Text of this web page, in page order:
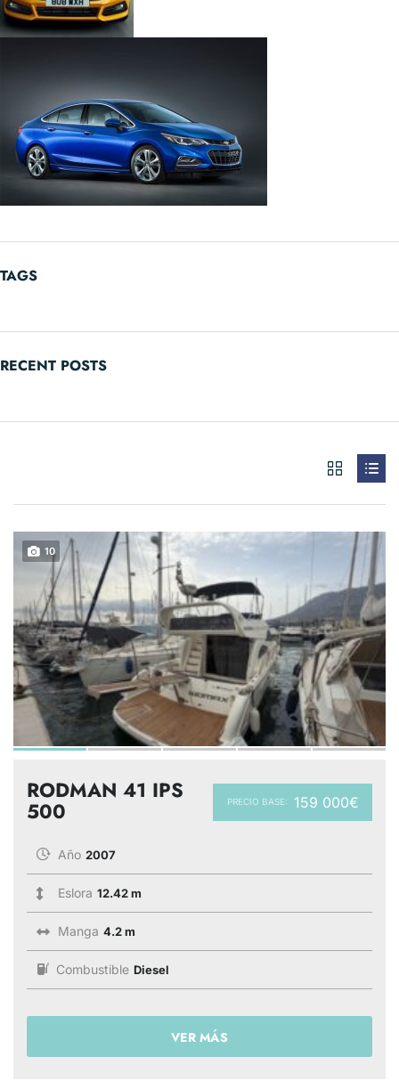
TAGS
RECENT POSTS
10
PRECIO BASE: 159 000€
RODMAN 41 IPS
500
Año 2007
Eslora 12.42 m
Manga 4.2 m
Combustible Diesel
VER MÁS